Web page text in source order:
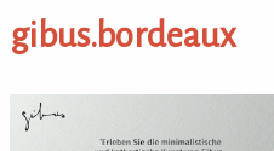
gibus.bordeaux
gibus.bordeaux